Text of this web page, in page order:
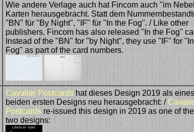
Wie andere Verlage auch hat Fincom auch "im
Karten herausgebracht. Statt dem
"BN" für "By Night", "IF" für "In the Fog". / Like other
publishers, Fincom has also released "In the Fog"
Instead of the "BN" for "by Night", they use "IF" for
Fog" as part of the card numbers.
Cavalier Postcards hat dieses Design 2019 als
beiden ersten Designs neu herausgebracht: /
Postcards re-issued this design in 2019 as one of
two designs: